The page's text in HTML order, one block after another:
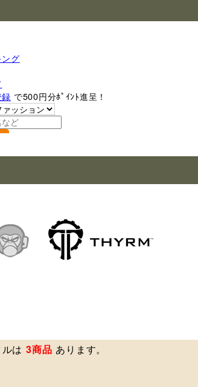
グ
で500円分ﾎﾟｲﾝﾄ進呈！
は 3商品 あります。